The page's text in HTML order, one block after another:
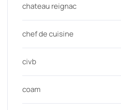
chateau reignac
chef de cuisine
civb
coam